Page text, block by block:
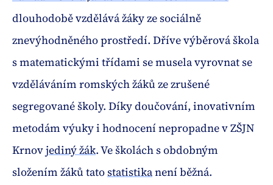
dlouhodobě vzdělává žáky ze sociálně
znevýhodněného prostředí. Dříve výběrová škola
s matematickými třídami se musela vyrovnat se
vzděláváním romských žáků ze zrušené
segregované školy. Díky doučování, inovativním
metodám výuky i hodnocení nepropadne v ZŠJN
Krnovjediný žák. Ve školách s obdobným
složením žáků tatostatistikanení běžná.